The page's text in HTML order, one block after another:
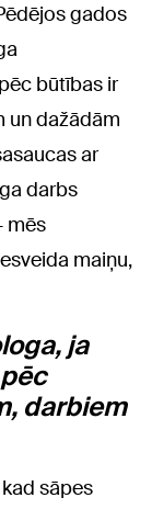
gados
būtības ir
un dažādām
ar
darbs
mēs
maiņu,
ja
darbiem
sāpes